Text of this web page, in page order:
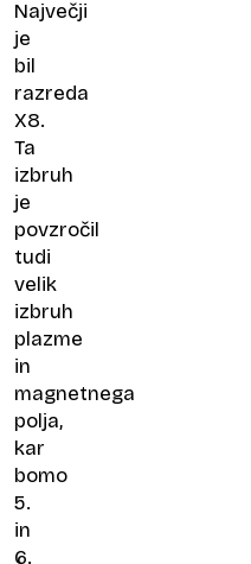
Največji
je
bil
razreda
X8.
Ta
izbruh
je
povzročil
tudi
velik
izbruh
plazme
in
magnetnega
polja,
kar
bomo
5.
in
6.